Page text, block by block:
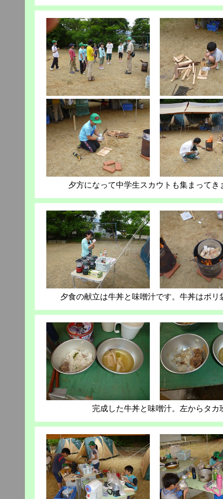
夕方になって中学生スカウトも集まって
夕食の献立は牛丼と味噌汁です。牛丼はポ
完成した牛丼と味噌汁。左からタ